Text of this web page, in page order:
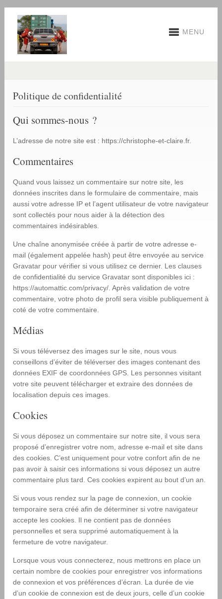
MENU
Politique de confidentialité
Qui sommes-nous ?
L’adresse de notre site est : https://christophe-et-claire.fr.
Commentaires
Quand vous laissez un commentaire sur notre site, les
données inscrites dans le formulaire de commentaire, mais
aussi votre adresse IP et l’agent utilisateur de votre navigateur
sont collectés pour nous aider à la détection des
commentaires indésirables.
Une chaîne anonymisée créée à partir de votre adresse e-
mail (également appelée hash) peut être envoyée au service
Gravatar pour vérifier si vous utilisez ce dernier. Les clauses
de confidentialité du service Gravatar sont disponibles ici :
https://automattic.com/privacy/. Après validation de votre
commentaire, votre photo de profil sera visible publiquement à
coté de votre commentaire.
Médias
Si vous téléversez des images sur le site, nous vous
conseillons d’éviter de téléverser des images contenant des
données EXIF de coordonnées GPS. Les personnes visitant
votre site peuvent télécharger et extraire des données de
localisation depuis ces images.
Cookies
Si vous déposez un commentaire sur notre site, il vous sera
proposé d’enregistrer votre nom, adresse e-mail et site dans
des cookies. C’est uniquement pour votre confort afin de ne
pas avoir à saisir ces informations si vous déposez un autre
commentaire plus tard. Ces cookies expirent au bout d’un an.
Si vous vous rendez sur la page de connexion, un cookie
temporaire sera créé afin de déterminer si votre navigateur
accepte les cookies. Il ne contient pas de données
personnelles et sera supprimé automatiquement à la
fermeture de votre navigateur.
Lorsque vous vous connecterez, nous mettrons en place un
certain nombre de cookies pour enregistrer vos informations
de connexion et vos préférences d’écran. La durée de vie
d’un cookie de connexion est de deux jours, celle d’un cookie